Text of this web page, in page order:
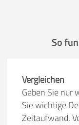
So
Vergleichen
Geben Sie nur
Sie wichtige
Zeitaufwand,